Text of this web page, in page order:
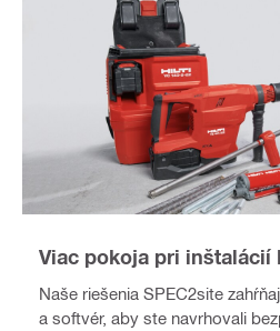
Viac pokoja pri inštalácií
Naše riešenia SPEC2site
a softvér, aby ste navrhovali